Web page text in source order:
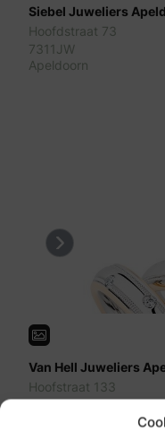
Siebel Juweliers
Hoofdstraat 73
7311JW
Apeldoorn
Previous
Van Hell Juweliers
Hoofstraat 133
7300 AM